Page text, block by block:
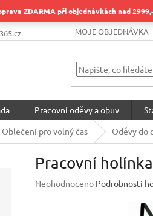
ZDARMA při objednávkách nad
MOJE OBJEDNÁVKA
Pracovní oděvy a obuv
Oblečení pro volný čas Oděvy do
Pracovní
Průměrné
Neohodnoceno Podrobnosti